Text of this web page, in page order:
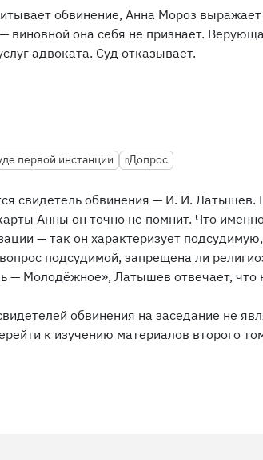
обвинение, Анна Мороз
виновной она себя не признает.
адвоката. Суд отказывает.
первой инстанции Допрос
свидетель обвинения — И. И. Латышев.
Анны он точно не помнит. Что
— так он характеризует
подсудимой, запрещена ли
— Молодёжное», Латышев отвечает, что
обвинения на заседание не
к изучению материалов второго